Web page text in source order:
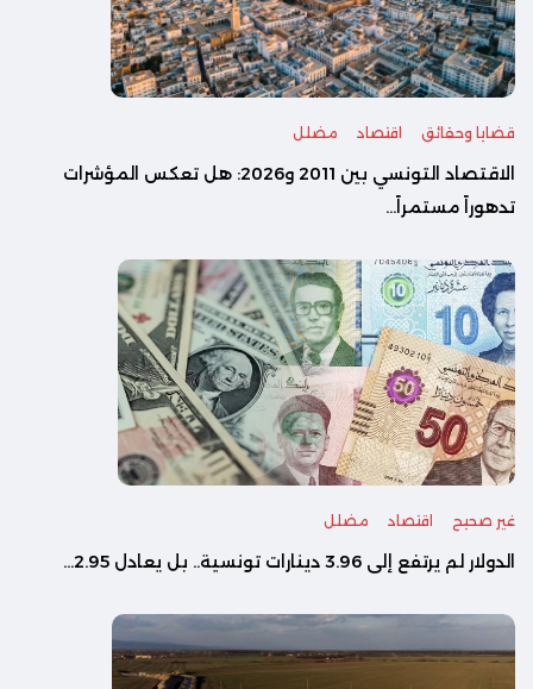
قضايا وحقائق اقتصاد مضلل
الاقتصاد التونسي بين 2011 و2026: هل تعكس المؤشرات
تدهوراً مستمراً...
غير صحيح اقتصاد مضلل
الدولار لم يرتفع إلى 3.96 دينارات تونسية.. بل يعادل 2.95...